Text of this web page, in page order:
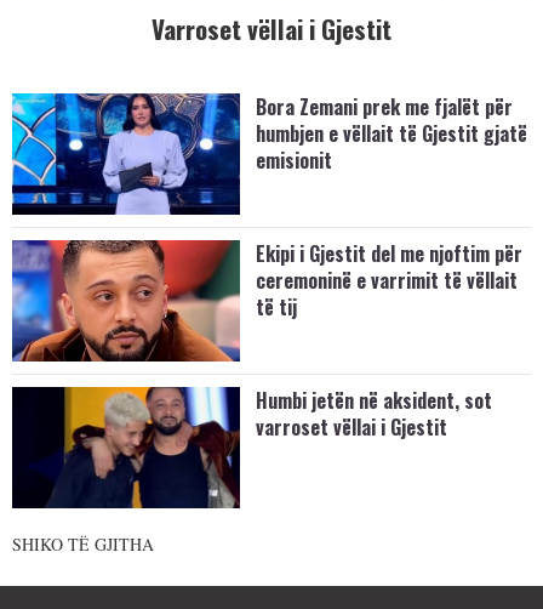
Varroset vëllai i Gjestit
Bora Zemani prek me fjalët për
humbjen e vëllait të Gjestit gjatë
emisionit
Ekipi i Gjestit del me njoftim për
ceremoninë e varrimit të vëllait
të tij
Humbi jetën në aksident, sot
varroset vëllai i Gjestit
SHIKO TË GJITHA